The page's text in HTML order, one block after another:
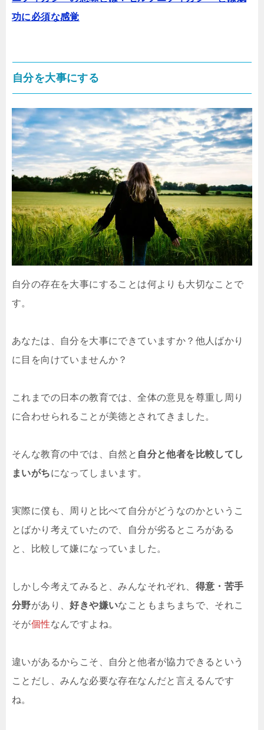
功に必須な感覚
自分を大事にする
自分の存在を大事にすることは何よりも大切なことで
す。
あなたは、自分を大事にできていますか？他人ばかり
に目を向けていませんか？
これまでの日本の教育では、全体の意見を尊重し周り
に合わせられることが美徳とされてきました。
そんな教育の中では、自然と 自分と他者を比較してし
まいがちになってしまいます。
実際に僕も、周りと比べて自分がどうなのかというこ
とばかり考えていたので、自分が劣るところがある
と、比較して嫌になっていました。
しかし今考えてみると、みんなそれぞれ、 得意・苦手
分野があり、好きや嫌いなこともまちまちで、それこ
そが個性なんですよね。
違いがあるからこそ、自分と他者が協力できるという
ことだし、みんな必要な存在なんだと言えるんです
ね。